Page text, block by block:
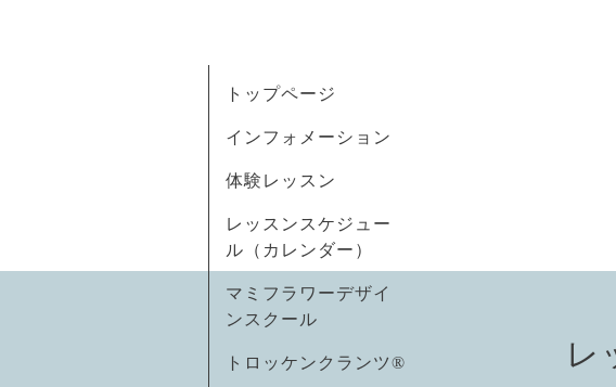
トップページ
インフォメーション
体験レッスン
レッスンスケジュー
ル（カレンダー）
マミフラワーデザイ
ンスクール
トロッケンクランツ® レ